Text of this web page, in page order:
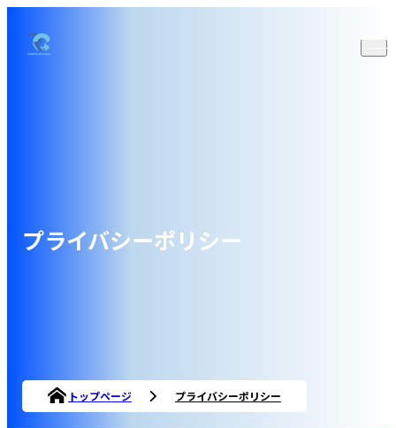
プライバシーポリシー
トップページ プライバシーポリシー